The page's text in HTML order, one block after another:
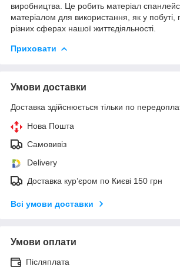
виробництва. Це робить матеріал
матеріалом для використання, як у побуті,
різних сферах нашої життєдіяльності.
Приховати
Умови доставки
Доставка здійснюється тільки по
Нова Пошта
Самовивіз
Delivery
Доставка кур’єром по Києві 150 грн
Всі умови доставки
Умови оплати
Післяплата